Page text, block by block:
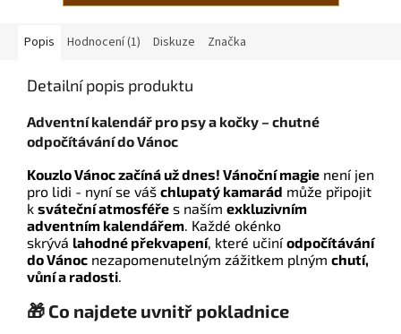
Popis Hodnocení (1) Diskuze Značka
Detailní popis produktu
Adventní kalendář pro psy a kočky – chutné
odpočítávání do Vánoc
Kouzlo Vánoc začíná už dnes! Vánoční magie není jen
pro lidi - nyní se váš chlupatý kamarád může připojit
k sváteční atmosféře s naším exkluzivním
adventním kalendářem . Každé okénko
skrývá lahodné překvapení, které učiníodpočítávání
do Vánoc nezapomenutelným zážitkem plným chutí,
vůní a radosti
🎁 Co najdete uvnitř pokladnice